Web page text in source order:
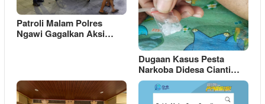
Patroli Malam Polres
Ngawi Gagalkan Aksi…
Dugaan Kasus Pesta
Narkoba Didesa Cianti…